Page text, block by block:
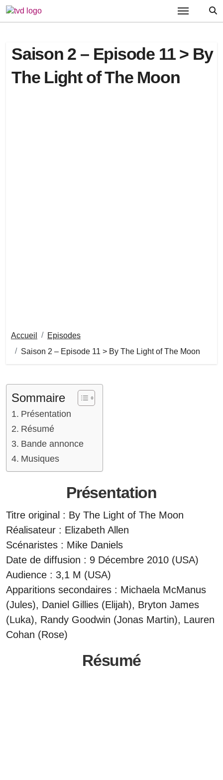
Passer
au
Saison 2 – Episode 11 > By
The Light of The Moon
Accueil
Episodes
Saison 2 – Episode 11 > By The Light of The Moon
Sommaire
Présentation
Résumé
Bande annonce
Musiques
Présentation
Titre original : By The Light of The Moon
Réalisateur : Elizabeth Allen
Scénaristes : Mike Daniels
Date de diffusion : 9 Décembre 2010 (USA)
Audience : 3,1 M (USA)
Apparitions secondaires : Michaela McManus
(Jules), Daniel Gillies (Elijah), Bryton James
(Luka), Randy Goodwin (Jonas Martin), Lauren
Cohan (Rose)
Résumé